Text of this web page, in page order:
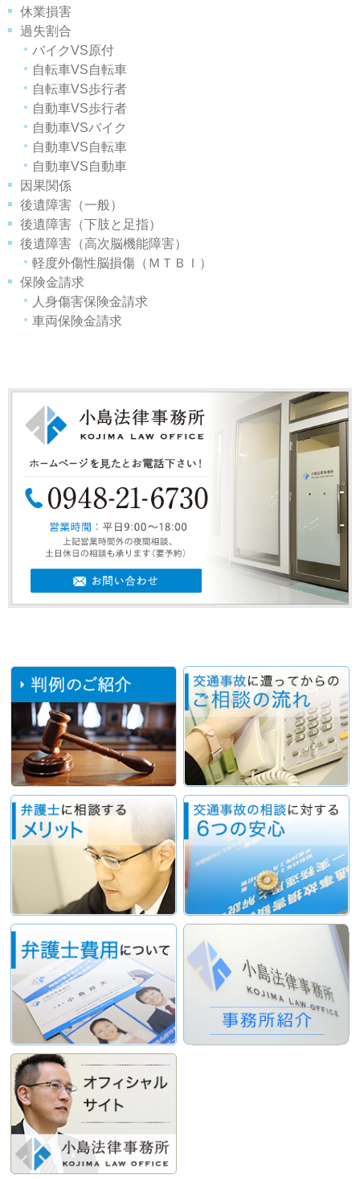
休業損害
過失割合
バイクVS原付
自転車VS自転車
自転車VS歩行者
自動車VS歩行者
自動車VSバイク
自動車VS自転車
自動車VS自動車
因果関係
後遺障害（一般）
後遺障害（下肢と足指）
後遺障害（高次脳機能障害）
軽度外傷性脳損傷（ＭＴＢＩ）
保険金請求
人身傷害保険金請求
車両保険金請求